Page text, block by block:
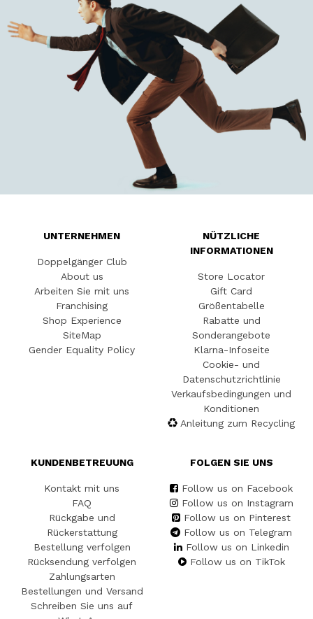
UNTERNEHMEN
Doppelgänger Club
About us
Arbeiten Sie mit uns
Franchising
Shop Experience
SiteMap
Gender Equality Policy
NÜTZLICHE
INFORMATIONEN
Store Locator
Gift Card
Größentabelle
Rabatte und
Sonderangebote
Klarna-Infoseite
Cookie- und
Datenschutzrichtlinie
Verkaufsbedingungen und
Konditionen
Anleitung zum Recycling
KUNDENBETREUUNG
Kontakt mit uns
FAQ
Rückgabe und
Rückerstattung
Bestellung verfolgen
Rücksendung verfolgen
Zahlungsarten
Bestellungen und Versand
Schreiben Sie uns auf
FOLGEN SIE UNS
Follow us on Facebook
Follow us on Instagram
Follow us on Pinterest
Follow us on Telegram
Follow us on Linkedin
Follow us on TikTok